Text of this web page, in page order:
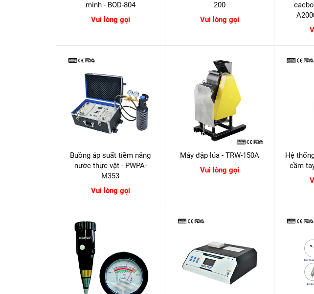
minh - BOD-804
Vui lòng gọi
200
Vui lòng gọi
Buồng áp suất tiềm năng
nước thực vật - PWPA-
M353
Vui lòng gọi
Máy đập lúa - TRW-150A
Vui lòng gọi
Hệ
cầm